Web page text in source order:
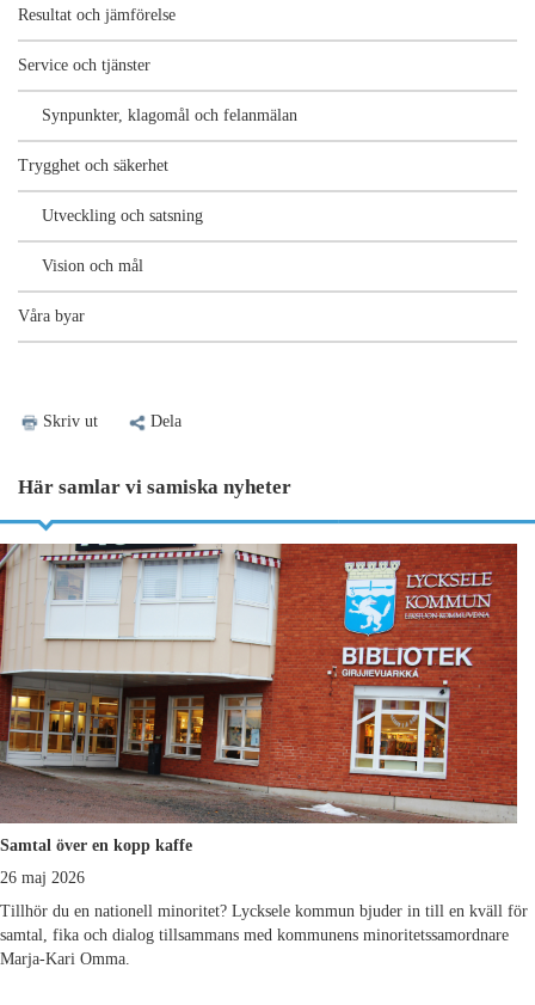
Resultat och jämförelse
Service och tjänster
Synpunkter, klagomål och felanmälan
Trygghet och säkerhet
Utveckling och satsning
Vision och mål
Våra byar
Skriv ut Dela
Här samlar vi samiska nyheter
Samtal över en kopp kaffe
26 maj 2026
Tillhör du en nationell minoritet? Lycksele kommun bjuder in till en kväll för
samtal, fika och dialog tillsammans med kommunens minoritetssamordnare
Marja-Kari Omma